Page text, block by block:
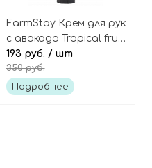
FarmStay Крем для рук
с авокадо Tropical fruit
hand cream avocado &
shea butter
193 руб. / шт
350 руб.
Подробнее